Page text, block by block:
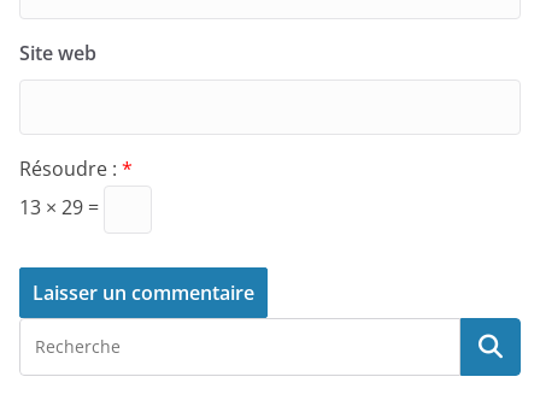
Site web
Résoudre : *
13 × 29 =